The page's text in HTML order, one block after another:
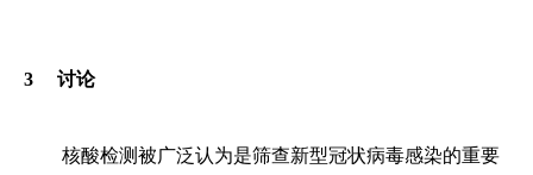
3 讨论
核酸检测被广泛认为是筛查新型冠状病毒感染的重要